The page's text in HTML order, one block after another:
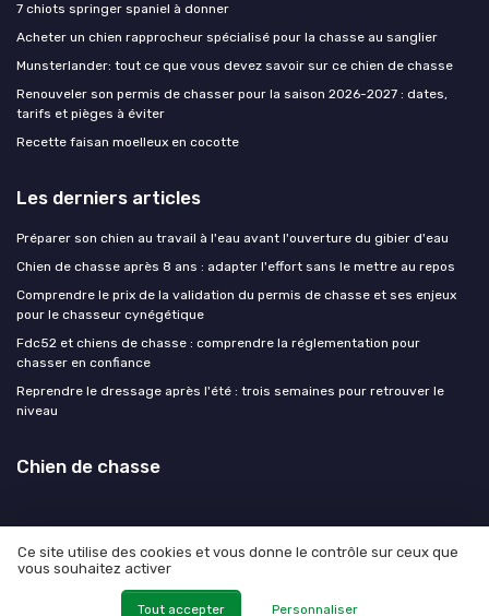
7 chiots springer spaniel à donner
Acheter un chien rapprocheur spécialisé pour la chasse au sanglier
Munsterlander: tout ce que vous devez savoir sur ce chien de chasse
Renouveler son permis de chasser pour la saison 2026-2027 : dates,
tarifs et pièges à éviter
Recette faisan moelleux en cocotte
Les derniers articles
Préparer son chien au travail à l'eau avant l'ouverture du gibier d'eau
Chien de chasse après 8 ans : adapter l'effort sans le mettre au repos
Comprendre le prix de la validation du permis de chasse et ses enjeux
pour le chasseur cynégétique
Fdc52 et chiens de chasse : comprendre la réglementation pour
chasser en confiance
Reprendre le dressage après l'été : trois semaines pour retrouver le
niveau
Chien de chasse
Mentions légales
© Chien de chasse 2026
Ce site utilise des cookies et vous donne le contrôle sur ceux que
vous souhaitez activer
Tout accepter Personnaliser